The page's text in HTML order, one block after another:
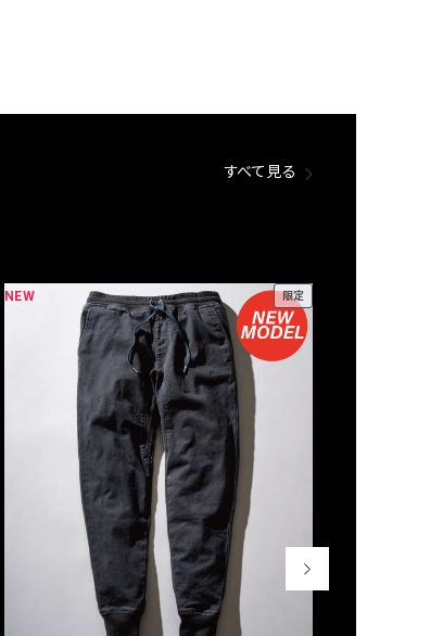
すべて見る
NEW 限定